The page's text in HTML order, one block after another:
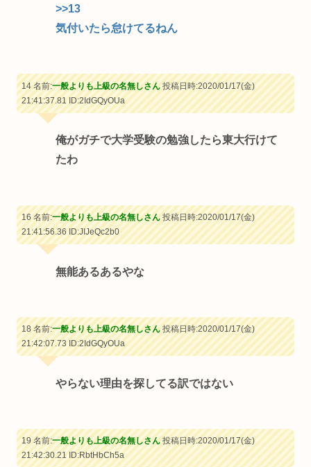
>>13
気付いたら怠けてるねん
14 名前:一般よりも上級の名無しさん投稿日時:2020/01/17(金)
21:41:37.81ID:2IdGQyOUa
俺がガチで大学受験の勉強したら東大行けて
たわ
16 名前:一般よりも上級の名無しさん投稿日時:2020/01/17(金)
21:41:56.36ID:JIJeQc2b0
無能あるあるやな
18 名前:一般よりも上級の名無しさん投稿日時:2020/01/17(金)
21:42:07.73ID:2IdGQyOUa
やらない理由を探してる訳ではない
19 名前:一般よりも上級の名無しさん投稿日時:2020/01/17(金)
21:42:30.21ID:RbtHbCh5a